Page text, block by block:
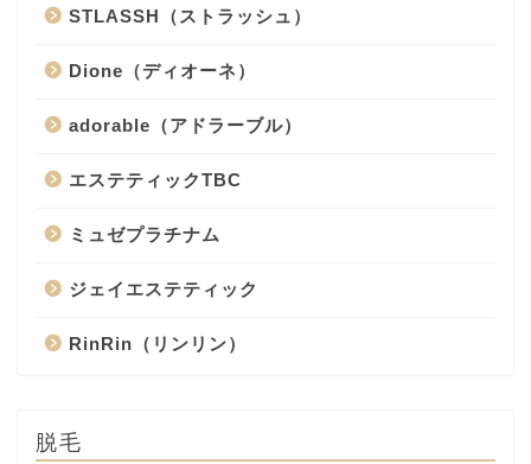
STLASSH（ストラッシュ）
Dione（ディオーネ）
adorable（アドラーブル）
エステティックTBC
ミュゼプラチナム
ジェイエステティック
RinRin（リンリン）
脱毛